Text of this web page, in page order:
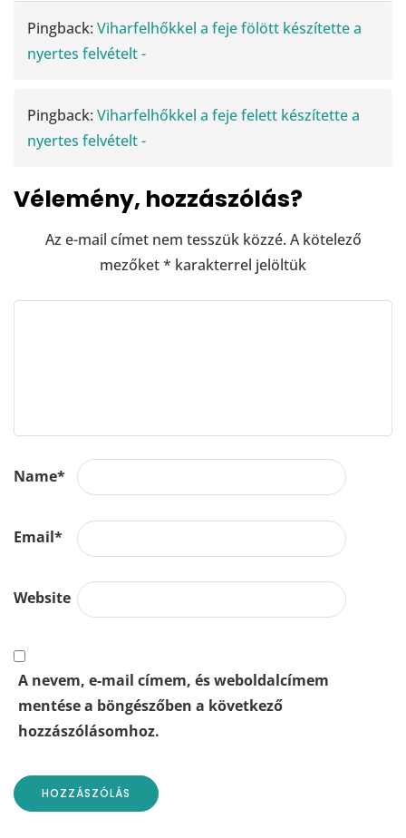
Pingback: Viharfelhőkkel a feje fölött készítette a
nyertes felvételt -
Pingback: Viharfelhőkkel a feje felett készítette a
nyertes felvételt -
Vélemény, hozzászólás?
Az e-mail címet nem tesszük közzé. A kötelező
mezőket* karakterrel jelöltük
Name*
Email*
Website
A nevem, e-mail címem, és weboldalcímem
mentése a böngészőben a következő
hozzászólásomhoz.